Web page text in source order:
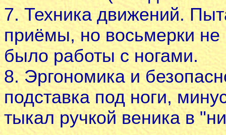
7. Техника движений.
приёмы, но восьмерки не
было работы с ногами.
8. Эргономика и
подставка под ноги,
тыкал ручкой веника в